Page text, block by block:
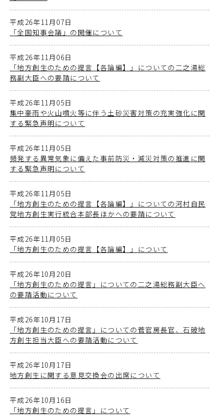
平成26年11月07日
「全国知事会議」の開催について
平成26年11月06日
「地方創生のための提言【各論編】」についての二之湯総
務副大臣への要請について
平成26年11月05日
集中豪雨や火山噴火等に伴う土砂災害対策の充実強化に関
する緊急声明について
平成26年11月05日
頻発する異常気象に備えた事前防災・減災対策の推進に関
する緊急声明について
平成26年11月05日
「地方創生のための提言【各論編】」についての河村自民
党地方創生実行統合本部長ほかへの要請について
平成26年11月05日
「地方創生のための提言【各論編】」について
平成26年10月20日
「地方創生のための提言」についての二之湯総務副大臣へ
の要請活動について
平成26年10月17日
「地方創生のための提言」についての菅官房長官、石破地
方創生担当大臣への要請活動について
平成26年10月17日
地方創生に関する意見交換会の出席について
平成26年10月16日
「地方創生のための提言」について